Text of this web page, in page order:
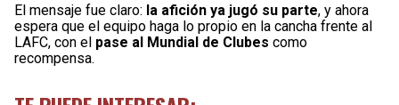
El mensaje fue claro: la afición ya jugó su parte, y ahora
espera que el equipo haga lo propio en la cancha frente al
LAFC, con el pase al Mundial de Clubes como
recompensa.